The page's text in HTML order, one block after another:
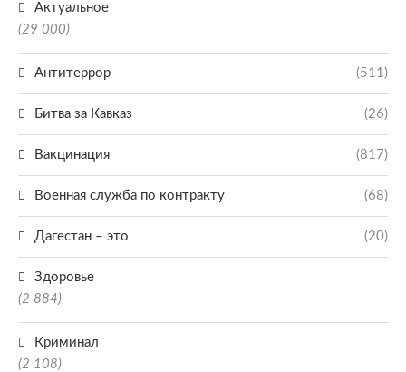
Актуальное
(29 000)
Антитеррор (511)
Битва за Кавказ (26)
Вакцинация (817)
Военная служба по контракту (68)
Дагестан – это (20)
Здоровье
(2 884)
Криминал
(2 108)